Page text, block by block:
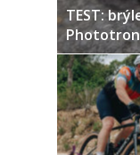
TEST: